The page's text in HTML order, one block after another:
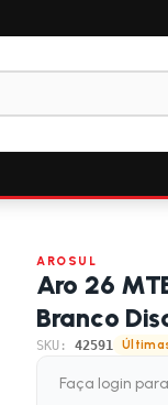
AROSUL
Aro 26
Branco
SKU: 42591
Faça login